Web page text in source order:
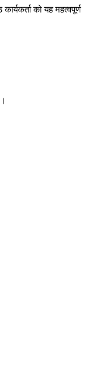
को यह महत्वपूर्ण